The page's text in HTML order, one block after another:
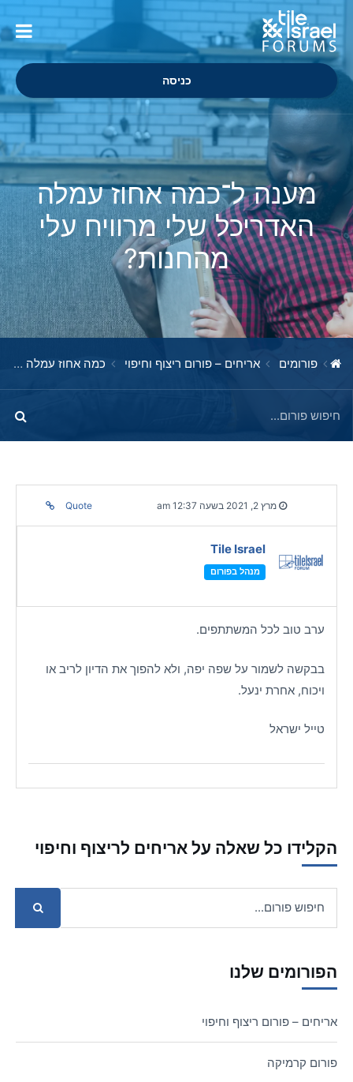
כניסה
מענה ל־כמה אחוז עמלה
האדריכל שלי מרוויח עלי
מהחנות?
פורומים אריחים – פורום ריצוף וחיפוי כמה אחוז עמלה האדריכל שלי מרוויח עלי מהחנות?
מרץ 2, 2021 בשעה 12:37 am Quote
Tile Israel
מנהל בפורום
ערב טוב לכל המשתתפים.
בבקשה לשמור על שפה יפה, ולא להפוך את הדיון לריב או
ויכוח, אחרת ינעל.
טייל ישראל
הקלידו כל שאלה על אריחים לריצוף וחיפוי
הפורומים שלנו
אריחים – פורום ריצוף וחיפוי
פורום קרמיקה